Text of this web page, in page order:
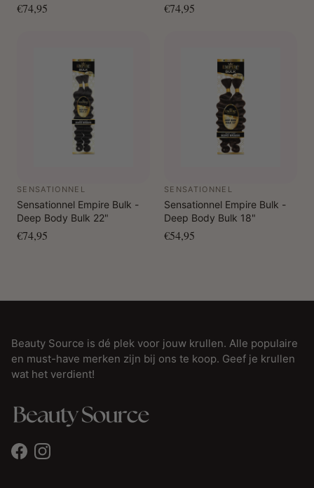
€74,95 €74,95
SENSATIONNEL
Sensationnel Empire Bulk -
Deep Body Bulk 22"
€74,95
SENSATIONNEL
Sensationnel Empire Bulk -
Deep Body Bulk 18"
€54,95
Beauty Source is dé plek voor jouw krullen. Alle populaire
en must-have merken zijn bij ons te koop. Geef je krullen
wat het verdient!
FacebookInstagram